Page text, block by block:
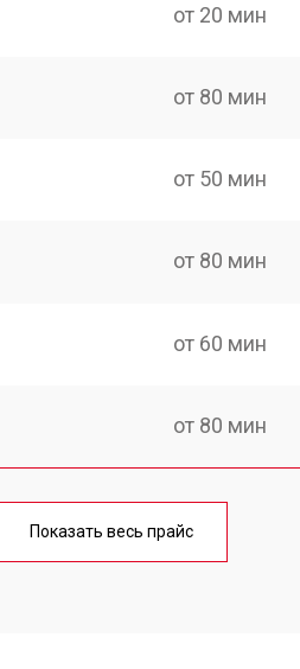
от 20 мин
от 80 мин
от 50 мин
от 80 мин
от 60 мин
от 80 мин
от 70 мин
Показать весь прайс